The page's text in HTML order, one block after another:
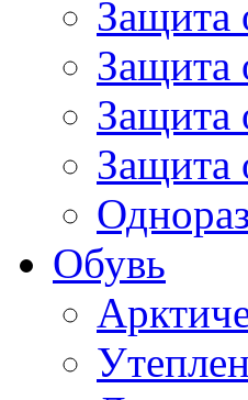
Защита
Защита
Защита
Защита
Обувь